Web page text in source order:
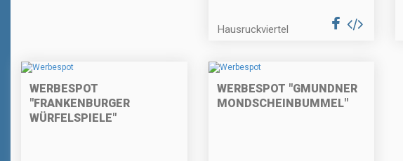
Hausruckviertel
WERBESPOT
"FRANKENBURGER
WÜRFELSPIELE"
WERBESPOT "GMUNDNER
MONDSCHEINBUMMEL"